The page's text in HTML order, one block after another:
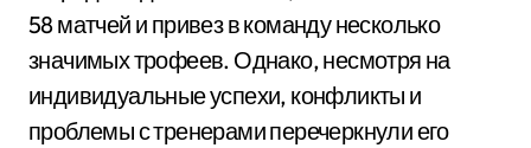
58 матчей и привез в команду несколько
значимых трофеев. Однако, несмотря на
индивидуальные успехи, конфликты и
проблемы с тренерами перечеркнули его